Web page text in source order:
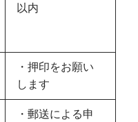
以内
・押印をお願い
します
・郵送による申